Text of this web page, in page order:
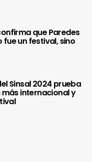
que Paredes
fue un festival, sino
Sinsal 2024 prueba
internacional y